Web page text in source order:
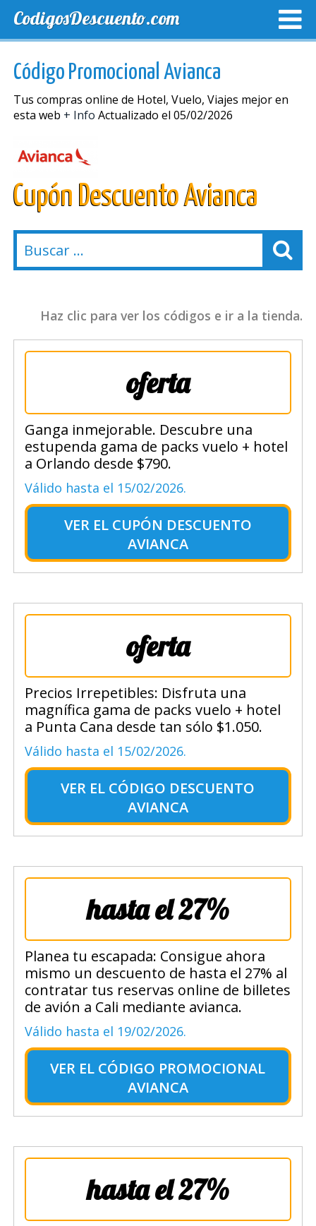
CodigosDescuento.com
Código Promocional Avianca
Tus compras online de Hotel, Vuelo, Viajes mejor en
esta web + Info Actualizado el 05/02/2026
Cupón Descuento Avianca
Haz clic para ver los códigos e ir a la tienda.
oferta
Ganga inmejorable. Descubre una
estupenda gama de packs vuelo + hotel
a Orlando desde $790.
Válido hasta el 15/02/2026.
VER EL CUPÓN DESCUENTO
AVIANCA
oferta
Precios Irrepetibles: Disfruta una
magnífica gama de packs vuelo + hotel
a Punta Cana desde tan sólo $1.050.
Válido hasta el 15/02/2026.
VER EL CÓDIGO DESCUENTO
AVIANCA
hasta el 27%
Planea tu escapada: Consigue ahora
mismo un descuento de hasta el 27% al
contratar tus reservas online de billetes
de avión a Cali mediante avianca.
Válido hasta el 19/02/2026.
VER EL CÓDIGO PROMOCIONAL
AVIANCA
hasta el 27%